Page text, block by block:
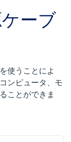
ーブ
使うことによ
ンピュータ、モ
ことができま